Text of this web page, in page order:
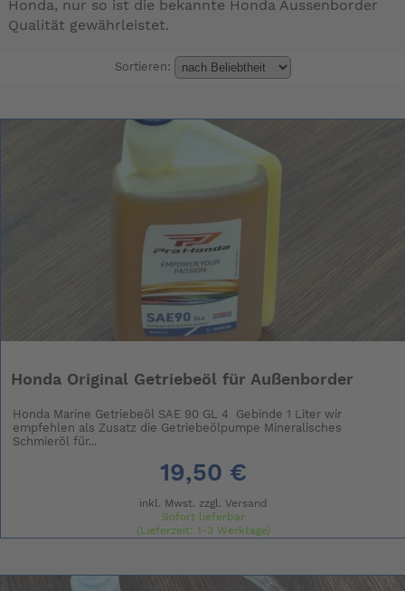
Honda, nur so ist die bekannte Honda Aussenborder
Qualität gewährleistet.
Sortieren:
Honda Original Getriebeöl für Außenborder
Honda Marine Getriebeöl SAE 90 GL 4 Gebinde 1 Liter wir
empfehlen als Zusatz die Getriebeölpumpe Mineralisches
Schmieröl für...
19,50 €
inkl. Mwst. zzgl. Versand
Sofort lieferbar
(Lieferzeit: 1-3 Werktage)